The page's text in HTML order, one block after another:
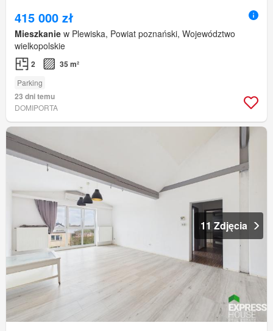
415 000 zł
Mieszkanie w Plewiska, Powiat poznański, Województwo
wielkopolskie
2 35 m²
Parking
23 dni temu
DOMIPORTA
11 Zdjęcia